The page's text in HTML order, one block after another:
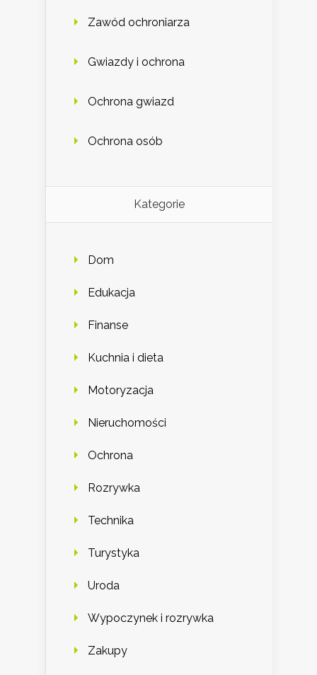
Zawód ochroniarza
Gwiazdy i ochrona
Ochrona gwiazd
Ochrona osób
Kategorie
Dom
Edukacja
Finanse
Kuchnia i dieta
Motoryzacja
Nieruchomości
Ochrona
Rozrywka
Technika
Turystyka
Uroda
Wypoczynek i rozrywka
Zakupy